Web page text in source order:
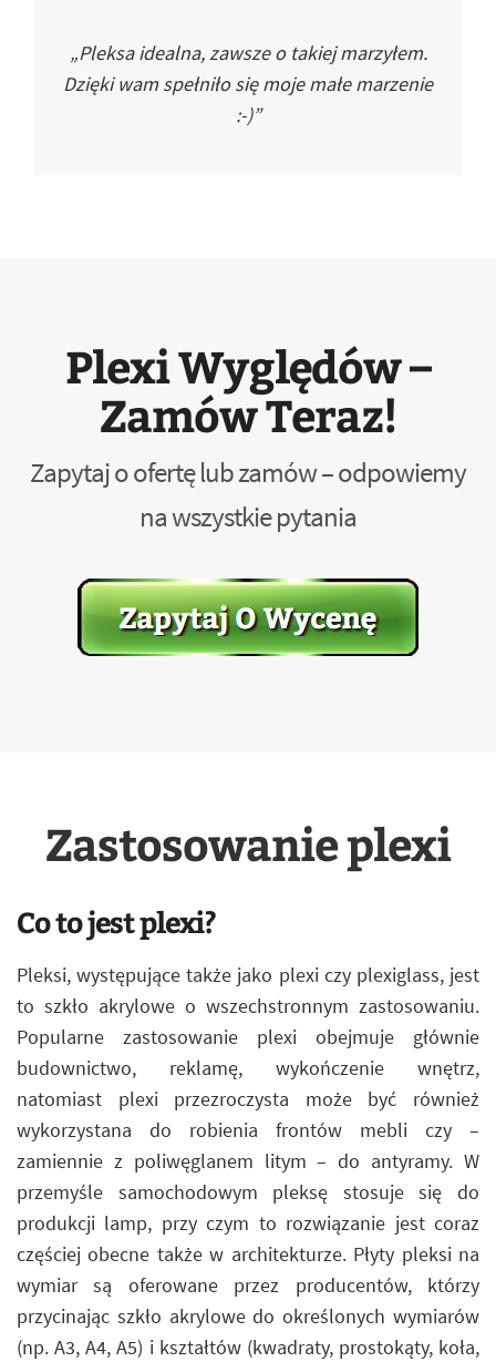
„Pleksa idealna, zawsze o takiej marzyłem.
Dzięki wam spełniło się moje małe marzenie
:-)”
Plexi Wyględów –
Zamów Teraz!
Zapytaj o ofertę lub zamów – odpowiemy
na wszystkie pytania
Zastosowanie plexi
Co to jest plexi?
Pleksi, występujące także jako plexi czy plexiglass, jest
to szkło akrylowe o wszechstronnym zastosowaniu.
Popularne zastosowanie plexi obejmuje głównie
budownictwo, reklamę, wykończenie wnętrz,
natomiast plexi przezroczysta może być również
wykorzystana do robienia frontów mebli czy –
zamiennie z poliwęglanem litym – do antyramy. W
przemyśle samochodowym pleksę stosuje się do
produkcji lamp, przy czym to rozwiązanie jest coraz
częściej obecne także w architekturze. Płyty pleksi na
wymiar są oferowane przez producentów, którzy
przycinając szkło akrylowe do określonych wymiarów
(np. A3, A4, A5) i kształtów (kwadraty, prostokąty, koła,